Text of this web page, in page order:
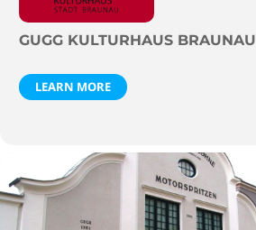
GUGG KULTURHAUS BRAUNAU
LEARN MORE